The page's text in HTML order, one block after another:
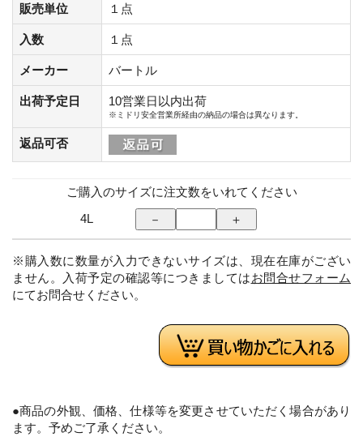
販売単位 １点
入数 １点
メーカー バートル
出荷予定日 10営業日以内出荷
※ミドリ安全営業所経由の納品の場合は異なります。
返品可否
ご購入のサイズに注文数をいれてください
4L
※購入数に数量が入力できないサイズは、現在在庫がござい
ません。入荷予定の確認等につきましてはお問合せフォーム
にてお問合せください。
●商品の外観、価格、仕様等を変更させていただく場合があり
ます。予めご了承ください。